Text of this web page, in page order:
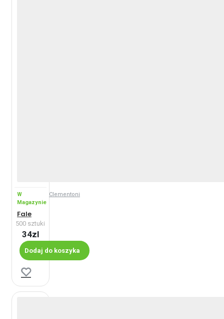
W
Magazynie
Clementoni
Fale
500 sztuki
34zl
Dodaj do koszyka